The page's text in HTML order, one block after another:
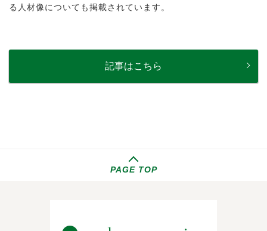
る人材像についても掲載されています。
記事はこちら
PAGE TOP